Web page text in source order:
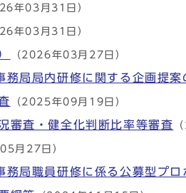
年03月31日）
年03月31日）
（2026年03月27日）
務局局内研修に関する企画提案
（2025年09月19日）
審査・健全化判断比率等審査
月27日）
局職員研修に係る公募型プ